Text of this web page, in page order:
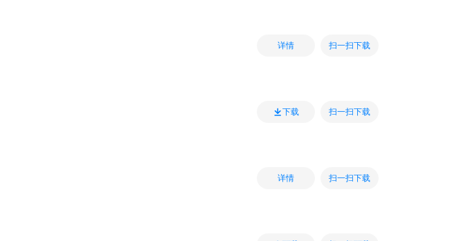
详情 扫一扫下载
下载 扫一扫下载
详情 扫一扫下载